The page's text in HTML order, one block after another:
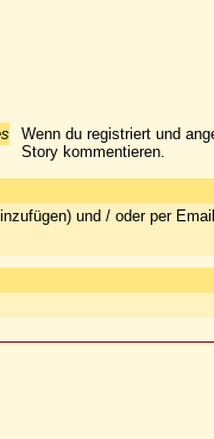
Wenn du registriert und
Story kommentieren.
und / oder per